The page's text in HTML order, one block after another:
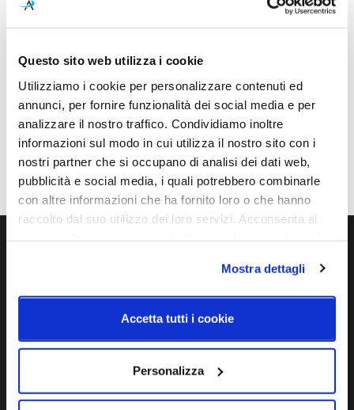
Questo sito web utilizza i cookie
Utilizziamo i cookie per personalizzare contenuti ed
annunci, per fornire funzionalità dei social media e per
analizzare il nostro traffico. Condividiamo inoltre
informazioni sul modo in cui utilizza il nostro sito con i
nostri partner che si occupano di analisi dei dati web,
pubblicità e social media, i quali potrebbero combinarle
con altre informazioni che ha fornito loro o che hanno
raccolto dal suo utilizzo dei loro servizi. Acconsenta ai
Mostra dettagli
Accetta tutti i cookie
Personalizza
Elle Terra
250mm x 250mm - H 1950mm
Sorgente luminosa
Led integrato
Potenza e attacco
60W - 3000K - 4800Lm
Dimmerazione
Dimmerabile
Classe energetica
A++
Ti servono maggiori informazioni?
EMAIL WHATSAPP
TELEFONO MODULO CONTATTI